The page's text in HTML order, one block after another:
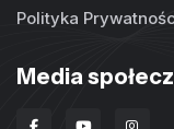
Polityka
Media